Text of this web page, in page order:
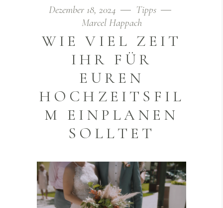
Dezember 18, 2024
Tipps
Marcel Happach
WIE VIEL ZEIT
IHR FÜR
EUREN
HOCHZEITSFIL
M EINPLANEN
SOLLTET